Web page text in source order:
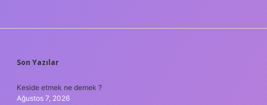
SIDEBAR
Son Yazılar
Keside etmek ne demek ?
Ağustos 7, 2026